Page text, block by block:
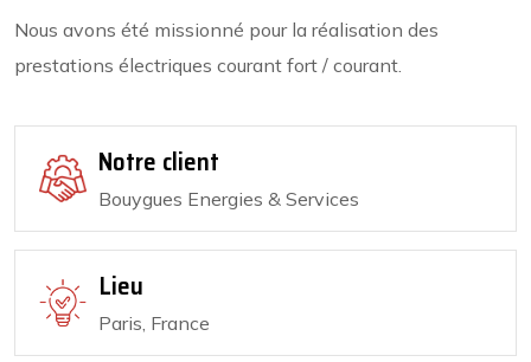
Nous avons été missionné pour la réalisation des
prestations électriques courant fort / courant.
Notre client
Bouygues Energies & Services
Lieu
Paris, France